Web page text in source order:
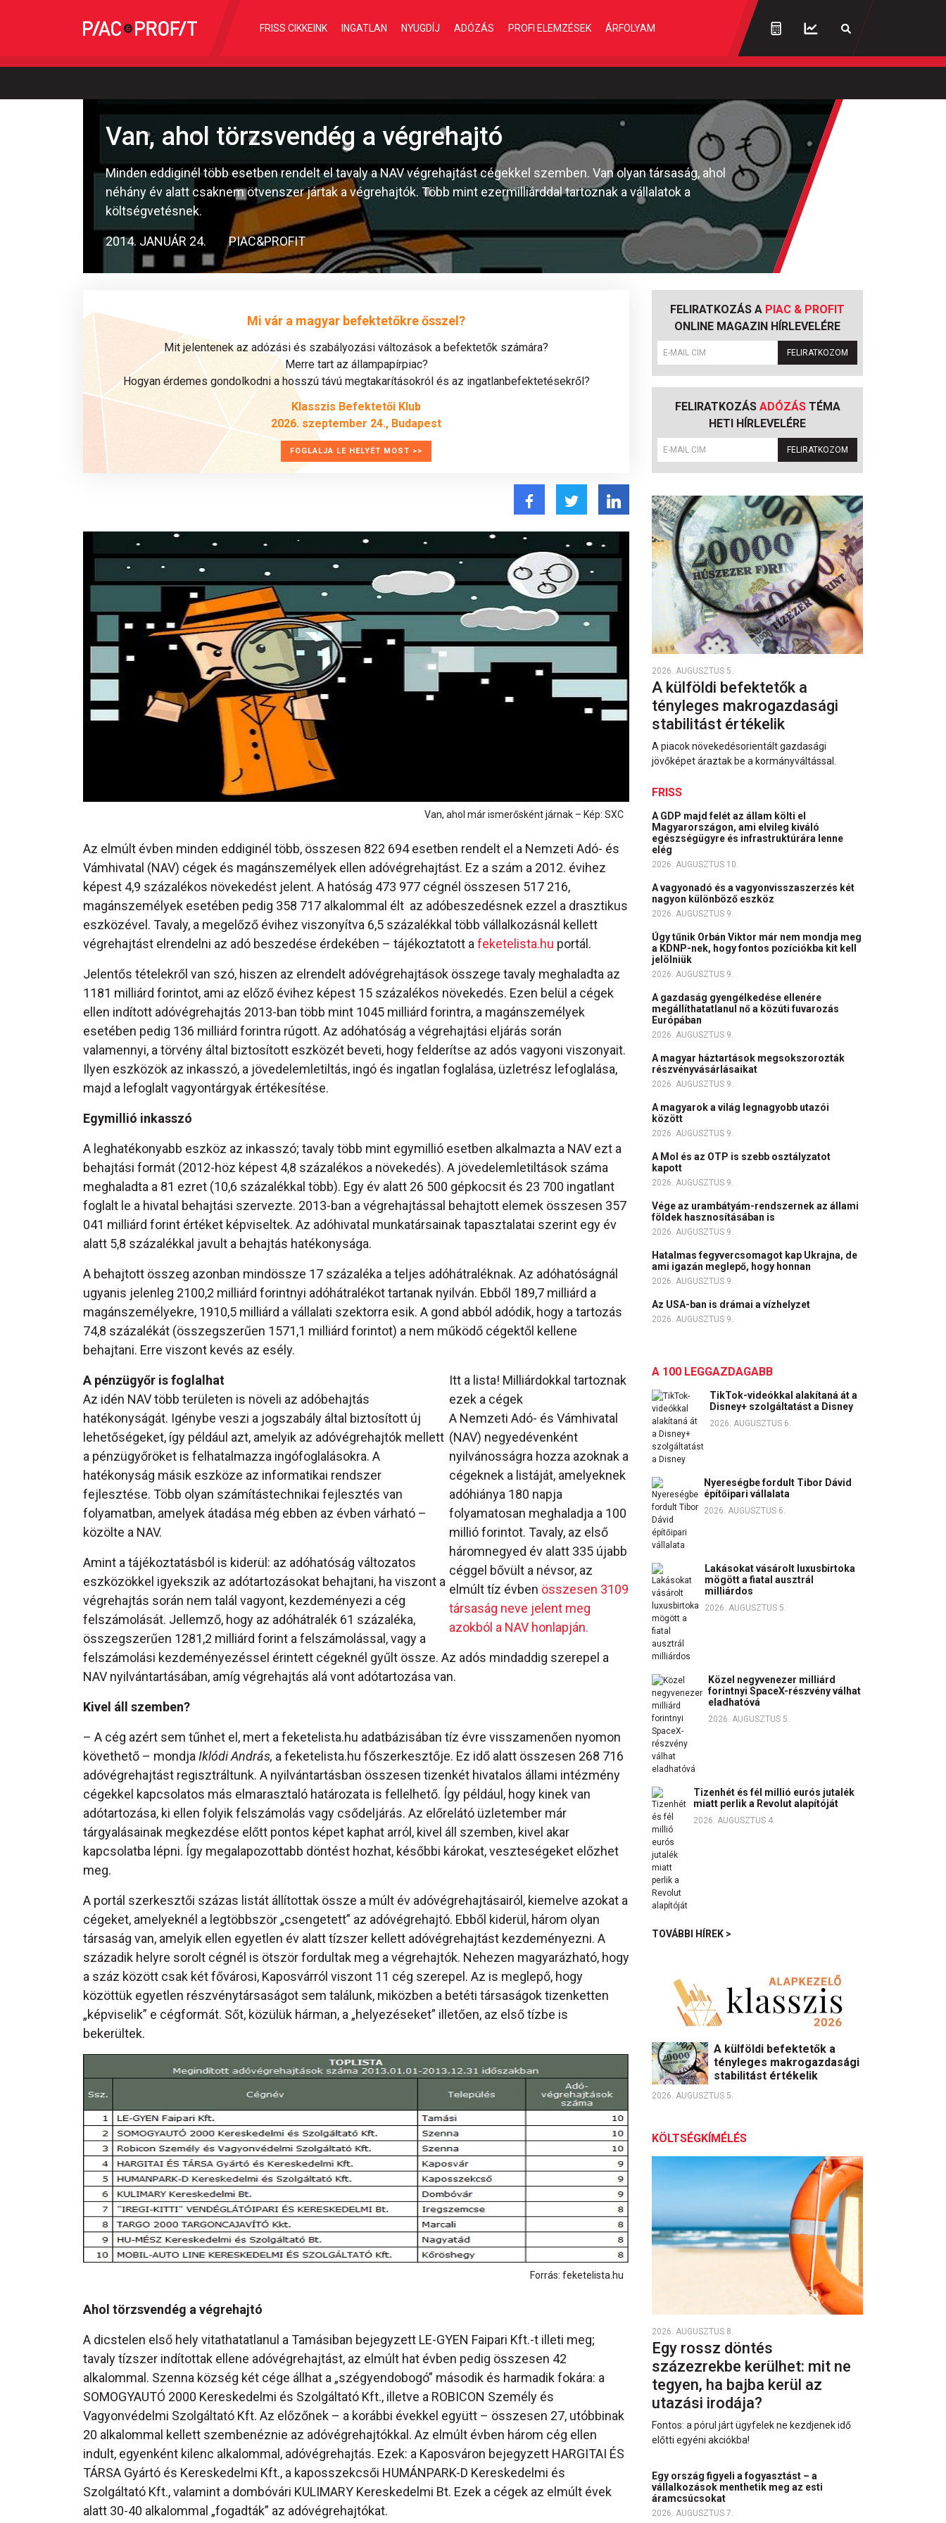
FRISS CIKKEINK INGATLAN NYUGDÍJ ADÓZÁS PROFI ELEMZÉSEK ÁRFOLYAM
Van, ahol törzsvendég a végrehajtó
Minden eddiginél több esetben rendelt el tavaly a NAV végrehajtást cégekkel szemben. Van olyan társaság, ahol
néhány év alatt csaknem ötvenszer jártak a végrehajtók. Több mint ezermilliárddal tartoznak a vállalatok a
költségvetésnek.
2014. JANUÁR 24. PIAC&PROFIT
Mi vár a magyar befektetőkre ősszel?
Mit jelentenek az adózási és szabályozási változások a befektetők számára?
Merre tart az állampapírpiac?
Hogyan érdemes gondolkodni a hosszú távú megtakarításokról és az ingatlanbefektetésekről?
Klasszis Befektetői Klub
2026. szeptember 24., Budapest
FOGLALJA LE HELYÉT MOST >>
Van, ahol már ismerősként járnak – Kép: SXC
Az elmúlt évben minden eddiginél több, összesen 822 694 esetben rendelt el a Nemzeti Adó- és
Vámhivatal (NAV) cégek és magánszemélyek ellen adóvégrehajtást. Ez a szám a 2012. évihez
képest 4,9 százalékos növekedést jelent. A hatóság 473 977 cégnél összesen 517 216,
magánszemélyek esetében pedig 358 717 alkalommal élt az adóbeszedésnek ezzel a drasztikus
eszközével. Tavaly, a megelőző évihez viszonyítva 6,5 százalékkal több vállalkozásnál kellett
végrehajtást elrendelni az adó beszedése érdekében – tájékoztatott afeketelista.hu portál.
Jelentős tételekről van szó, hiszen az elrendelt adóvégrehajtások összege tavaly meghaladta az
1181 milliárd forintot, ami az előző évihez képest 15 százalékos növekedés. Ezen belül a cégek
ellen indított adóvégrehajtás 2013-ban több mint 1045 milliárd forintra, a magánszemélyek
esetében pedig 136 milliárd forintra rúgott. Az adóhatóság a végrehajtási eljárás során
valamennyi, a törvény által biztosított eszközét beveti, hogy felderítse az adós vagyoni viszonyait.
Ilyen eszközök az inkasszó, a jövedelemletiltás, ingó és ingatlan foglalása, üzletrész lefoglalása,
majd a lefoglalt vagyontárgyak értékesítése.
Egymillió inkasszó
A leghatékonyabb eszköz az inkasszó; tavaly több mint egymillió esetben alkalmazta a NAV ezt a
behajtási formát (2012-höz képest 4,8 százalékos a növekedés). A jövedelemletiltások száma
meghaladta a 81 ezret (10,6 százalékkal több). Egy év alatt 26 500 gépkocsit és 23 700 ingatlant
foglalt le a hivatal behajtási szervezte. 2013-ban a végrehajtással behajtott elemek összesen 357
041 milliárd forint értéket képviseltek. Az adóhivatal munkatársainak tapasztalatai szerint egy év
alatt 5,8 százalékkal javult a behajtás hatékonysága.
A behajtott összeg azonban mindössze 17 százaléka a teljes adóhátraléknak. Az adóhatóságnál
ugyanis jelenleg 2100,2 milliárd forintnyi adóhátralékot tartanak nyilván. Ebből 189,7 milliárd a
magánszemélyekre, 1910,5 milliárd a vállalati szektorra esik. A gond abból adódik, hogy a tartozás
74,8 százalékát (összegszerűen 1571,1 milliárd forintot) a nem működő cégektől kellene
behajtani. Erre viszont kevés az esély.
Itt a lista! Milliárdokkal tartoznak
ezek a cégek
A Nemzeti Adó- és Vámhivatal
(NAV) negyedévenként
nyilvánosságra hozza azoknak a
cégeknek a listáját, amelyeknek
adóhiánya 180 napja
folyamatosan meghaladja a 100
millió forintot. Tavaly, az első
háromnegyed év alatt 335 újabb
céggel bővült a névsor, az
elmúlt tíz évben összesen 3109
társaság neve jelent meg
azokból a NAV honlapján.
A pénzügyőr is foglalhat
Az idén NAV több területen is növeli az adóbehajtás
hatékonyságát. Igénybe veszi a jogszabály által biztosított új
lehetőségeket, így például azt, amelyik az adóvégrehajtók mellett
a pénzügyőröket is felhatalmazza ingófoglalásokra. A
hatékonyság másik eszköze az informatikai rendszer
fejlesztése. Több olyan számítástechnikai fejlesztés van
folyamatban, amelyek átadása még ebben az évben várható –
közölte a NAV.
Amint a tájékoztatásból is kiderül: az adóhatóság változatos
eszközökkel igyekszik az adótartozásokat behajtani, ha viszont a
végrehajtás során nem talál vagyont, kezdeményezi a cég
felszámolását. Jellemző, hogy az adóhátralék 61 százaléka,
összegszerűen 1281,2 milliárd forint a felszámolással, vagy a
felszámolási kezdeményezéssel érintett cégeknél gyűlt össze. Az adós mindaddig szerepel a
NAV nyilvántartásában, amíg végrehajtás alá vont adótartozása van.
Kivel áll szemben?
– A cég azért sem tűnhet el, mert a feketelista.hu adatbázisában tíz évre visszamenően nyomon
követhető – mondjaIklódi András, a feketelista.hu főszerkesztője. Ez idő alatt összesen 268 716
adóvégrehajtást regisztráltunk. A nyilvántartásban összesen tizenkét hivatalos állami intézmény
cégekkel kapcsolatos más elmarasztaló határozata is fellelhető. Így például, hogy kinek van
adótartozása, ki ellen folyik felszámolás vagy csődeljárás. Az előrelátó üzletember már
tárgyalásainak megkezdése előtt pontos képet kaphat arról, kivel áll szemben, kivel akar
kapcsolatba lépni. Így megalapozottabb döntést hozhat, későbbi károkat, veszteségeket előzhet
meg.
A portál szerkesztői százas listát állítottak össze a múlt év adóvégrehajtásairól, kiemelve azokat a
cégeket, amelyeknél a legtöbbször „csengetett” az adóvégrehajtó. Ebből kiderül, három olyan
társaság van, amelyik ellen egyetlen év alatt tízszer kellett adóvégrehajtást kezdeményezni. A
századik helyre sorolt cégnél is ötször fordultak meg a végrehajtók. Nehezen magyarázható, hogy
a száz között csak két fővárosi, Kaposvárról viszont 11 cég szerepel. Az is meglepő, hogy
közöttük egyetlen részvénytársaságot sem találunk, miközben a betéti társaságok tizenketten
„képviselik” e cégformát. Sőt, közülük hárman, a „helyezéseket” illetően, az első tízbe is
bekerültek.
Forrás: feketelista.hu
Ahol törzsvendég a végrehajtó
A dicstelen első hely vitathatatlanul a Tamásiban bejegyzett LE-GYEN Faipari Kft.-t illeti meg;
tavaly tízszer indítottak ellene adóvégrehajtást, az elmúlt hat évben pedig összesen 42
alkalommal. Szenna község két cége állhat a „szégyendobogó” második és harmadik fokára: a
SOMOGYAUTÓ 2000 Kereskedelmi és Szolgáltató Kft., illetve a ROBICON Személy és
Vagyonvédelmi Szolgáltató Kft. Az előzőnek – a korábbi évekkel együtt – összesen 27, utóbbinak
20 alkalommal kellett szembenéznie az adóvégrehajtókkal. Az elmúlt évben három cég ellen
indult, egyenként kilenc alkalommal, adóvégrehajtás. Ezek: a Kaposváron bejegyzett HARGITAI ÉS
TÁRSA Gyártó és Kereskedelmi Kft., a kaposszekcsői HUMÁNPARK-D Kereskedelmi és
Szolgáltató Kft., valamint a dombóvári KULIMARY Kereskedelmi Bt. Ezek a cégek az elmúlt évek
alatt 30-40 alkalommal „fogadták” az adóvégrehajtókat.
FELIRATKOZÁS A PIAC & PROFIT
ONLINE MAGAZIN HÍRLEVELÉRE
FELIRATKOZOM
FELIRATKOZÁS ADÓZÁSTÉMA
HETI HÍRLEVELÉRE
FELIRATKOZOM
2026. AUGUSZTUS 5.
A külföldi befektetők a
tényleges makrogazdasági
stabilitást értékelik
A piacok növekedésorientált gazdasági
jövőképet áraztak be a kormányváltással.
FRISS
A GDP majd felét az állam költi el
Magyarországon, ami elvileg kiváló
egészségügyre és infrastruktúrára lenne
elég
2026. AUGUSZTUS 10.
A vagyonadó és a vagyonvisszaszerzés két
nagyon különböző eszköz
2026. AUGUSZTUS 9.
Úgy tűnik Orbán Viktor már nem mondja meg
a KDNP-nek, hogy fontos pozíciókba kit kell
jelölniük
2026. AUGUSZTUS 9.
A gazdaság gyengélkedése ellenére
megállíthatatlanul nő a közúti fuvarozás
Európában
2026. AUGUSZTUS 9.
A magyar háztartások megsokszorozták
részvényvásárlásaikat
2026. AUGUSZTUS 9.
A magyarok a világ legnagyobb utazói
között
2026. AUGUSZTUS 9.
A Mol és az OTP is szebb osztályzatot
kapott
2026. AUGUSZTUS 9.
Vége az urambátyám-rendszernek az állami
földek hasznosításában is
2026. AUGUSZTUS 9.
Hatalmas fegyvercsomagot kap Ukrajna, de
ami igazán meglepő, hogy honnan
2026. AUGUSZTUS 9.
Az USA-ban is drámai a vízhelyzet
2026. AUGUSZTUS 9.
A 100 LEGGAZDAGABB
TikTok-videókkal alakítaná át a
Disney+ szolgáltatást a Disney
2026. AUGUSZTUS 6.
Nyereségbe fordult Tibor Dávid
építőipari vállalata
2026. AUGUSZTUS 6.
Lakásokat vásárolt luxusbirtoka
mögött a fiatal ausztrál
milliárdos
2026. AUGUSZTUS 5.
Közel negyvenezer milliárd
forintnyi SpaceX-részvény válhat
eladhatóvá
2026. AUGUSZTUS 5.
Tizenhét és fél millió eurós jutalék
miatt perlik a Revolut alapítóját
2026. AUGUSZTUS 4.
TOVÁBBI HÍREK >
A külföldi befektetők a
tényleges makrogazdasági
stabilitást értékelik
2026. AUGUSZTUS 5.
KÖLTSÉGKÍMÉLÉS
2026. AUGUSZTUS 8.
Egy rossz döntés
százezrekbe kerülhet: mit ne
tegyen, ha bajba kerül az
utazási irodája?
Fontos: a pórul járt ügyfelek ne kezdjenek idő
előtti egyéni akciókba!
Egy ország figyeli a fogyasztást – a
vállalkozások menthetik meg az esti
áramcsúcsokat
2026. AUGUSZTUS 7.